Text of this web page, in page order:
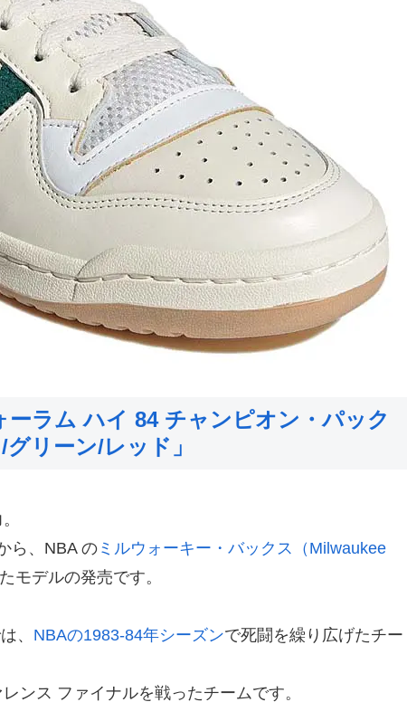
ラム ハイ 84 チャンピオン・パック
リーン/レッド」
ら、NBA の ミルウォーキー・バックス（Milwaukee
モデルの発売です。
、 NBAの1983-84年シーズンで死闘を繰り広げたチー
ンス ファイナルを戦ったチームです。